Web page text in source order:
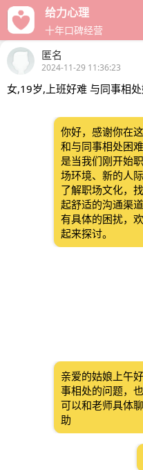
心理咨询
严选师资 经验丰富
匿名
2024-11-29 11:36:23
女,19岁,上班好难 与同事相
你好，感谢你在
和与同事相处困
是当我们刚开始
场环境、新的人
了解职场文化，
起舒适的沟通渠
有具体的困扰，
起来探讨。
亲爱的姑娘上午
事相处的问题，
可以和老师具体
助